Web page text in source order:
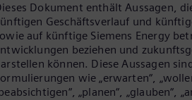
Dokument enthält Aussagen,
Geschäftsverlauf und
auf künftige Siemens Energy
beziehen und
können. Diese Aussagen
wie „erwarten“,
„planen“, „glauben“,